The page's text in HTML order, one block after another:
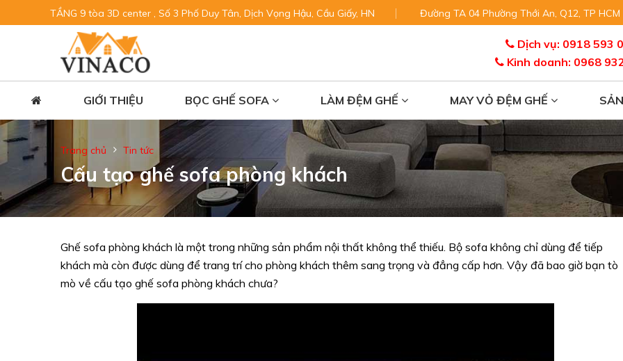
TẦNG 9 tòa 3D center , Số 3 Phố Duy Tân, Dịch Vọng Hậu, Cầu Giấy, HN Đường TA 04 Phường Thới An, Q12, TP HCM
Dịch vụ: 0918 593
Kinh doanh: 0968
GIỚI THIỆU BỌC GHẾ SOFA LÀM ĐỆM GHẾ MAY VỎ ĐỆM GHẾ
Trang chủ Tin tức
Cấu tạo ghế sofa phòng khách
Ghế sofa phòng khách là một trong những sản phẩm nội thất không thể thiếu. Bộ sofa không chỉ dùng để tiếp
khách mà còn được dùng để trang trí cho phòng khách thêm sang trọng và đẳng cấp hơn. Vậy đã bao giờ bạn tò
mò về cấu tạo ghế sofa phòng khách chưa?